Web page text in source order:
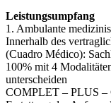
Leistungsumpfang
1. Ambulante
Innerhalb des
(Cuadro Médico):
100% mit 4
unterscheiden
COMPLET – PLUS